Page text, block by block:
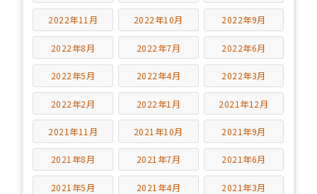
2022年11月 2022年10月 2022年9月
2022年8月 2022年7月 2022年6月
2022年5月 2022年4月 2022年3月
2022年2月 2022年1月 2021年12月
2021年11月 2021年10月 2021年9月
2021年8月 2021年7月 2021年6月
2021年5月 2021年4月 2021年3月